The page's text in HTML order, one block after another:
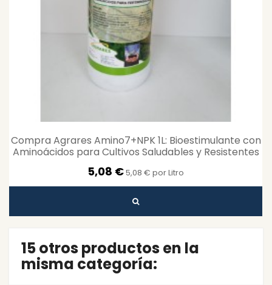
Compra Agrares Amino7+NPK 1L: Bioestimulante con
Aminoácidos para Cultivos Saludables y Resistentes
5,08 €5,08 € por Litro
15 otros productos en la
misma categoría: